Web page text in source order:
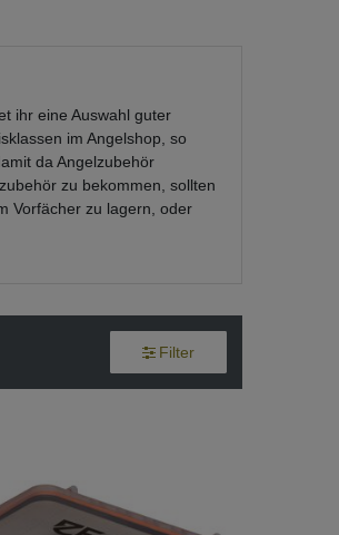
ihr eine Auswahl guter
im Angelshop, so
da Angelzubehör
zu bekommen, sollten
Vorfächer zu lagern, oder
Filter